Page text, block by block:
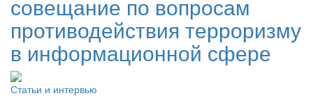
совещание по вопросам
противодействия терроризму
в информационной сфере
Статьи и интервью